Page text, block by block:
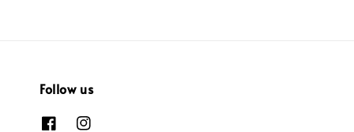
Follow us